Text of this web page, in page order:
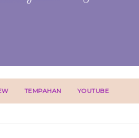
TEMPAHAN YOUTUBE